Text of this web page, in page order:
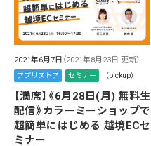
2021年6月7日 （2021年8月23日 更新）
アプリストア セミナー （pickup）
【満席】《6月28日(月) 無料生
配信》カラーミーショップで
超簡単にはじめる 越境ECセ
ミナー